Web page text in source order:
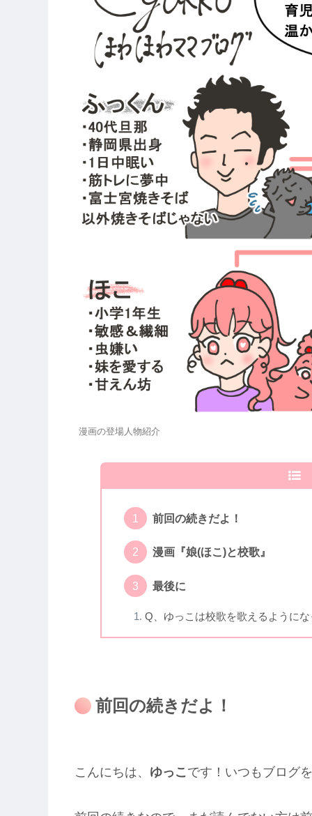
漫画の登場人物紹介
前回の続きだよ！
漫画『娘(ほこ)と校歌』
最後に
Q、ゆっこは校歌を歌えるように
前回の続きだよ！
こんにちは、 ゆっこです！いつもブログ